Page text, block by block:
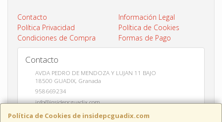
Política de Cookies de insidepcguadix.com
Contacto
Información Legal
Política Privacidad
Política de Cookies
Condiciones de Compra
Formas de Pago
Contacto
AVDA PEDRO DE MENDOZA Y LUJAN 11 BAJO
18500 GUADIX, Granada
958669234
info@insidepcguadix.com